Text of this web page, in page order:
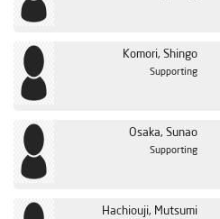
Komori, Shingo
Supporting
Osaka, Sunao
Supporting
Hachiouji, Mutsumi